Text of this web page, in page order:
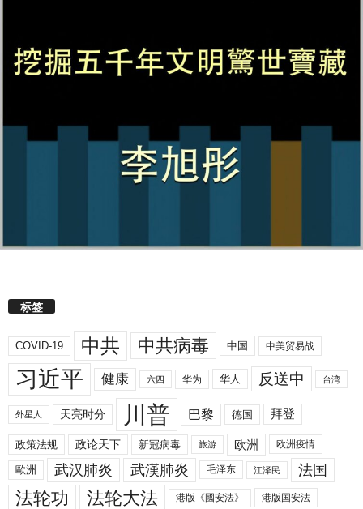
标签
COVID-19 中共 中共病毒 中国 中美贸易战
习近平 健康 六四 华为 华人 反送中 台湾
外星人 天亮时分 川普 巴黎 德国 拜登
政策法规 政论天下 新冠病毒 旅游 欧洲 欧洲疫情
歐洲 武汉肺炎 武漢肺炎 毛泽东 江泽民 法国
法轮功 法轮大法 港版《國安法》 港版国安法